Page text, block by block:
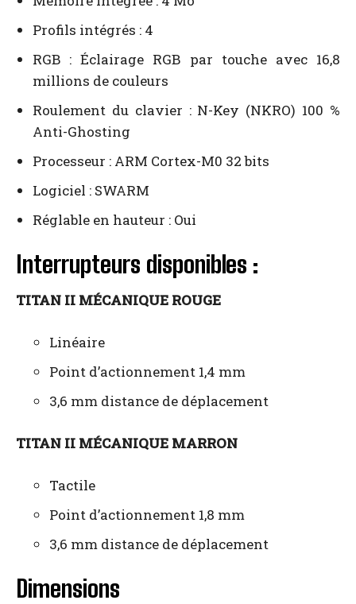
Profils intégrés : 4
RGB : Éclairage RGB par touche avec 16,8
millions de couleurs
Roulement du clavier : N-Key (NKRO) 100 %
Anti-Ghosting
Processeur : ARM Cortex-M0 32 bits
Logiciel : SWARM
Réglable en hauteur : Oui
Interrupteurs disponibles :
TITAN II MÉCANIQUE ROUGE
Linéaire
Point d’actionnement 1,4 mm
3,6 mm distance de déplacement
TITAN II MÉCANIQUE MARRON
Tactile
Point d’actionnement 1,8 mm
3,6 mm distance de déplacement
Dimensions